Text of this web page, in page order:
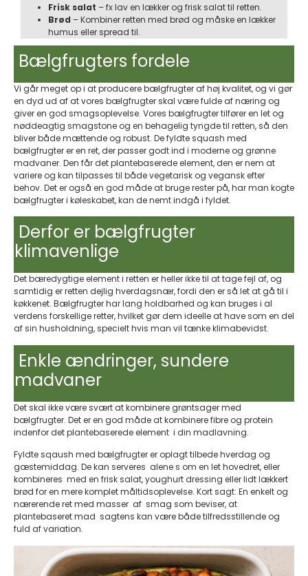
Frisk salat – fx lav en lækker og frisk salat til retten.
Brød – Kombiner retten med brød og måske en lækker
humus eller spread til.
Bælgfrugters fordele
Vi går meget op i at producere bælgfrugter af høj kvalitet, og vi gør
en dyd ud af at vores bælgfrugter skal være fulde af næring og
giver en god smagsoplevelse. Vores bælgfrugter tilfører en let og
nøddeagtig smagstone og en behagelig tyngde til retten, så den
bliver både mættende og robust. De fyldte squash med
bælgfrugter er en ret, der passer godt ind i moderne og grønne
madvaner. Den får det plantebaserede element, den er nem at
variere og kan tilpasses til både vegetarisk og vegansk efter
behov. Det er også en god måde at bruge rester på, har man kogte
bælgfrugter i køleskabet, kan de nemt indgå i fyldet.
Derfor er bælgfrugter
klimavenlige​
Det bæredygtige element i retten er heller ikke til at tage fejl af, og
samtidig er retten dejlig hverdagsnær, fordi den er så let at gå til i
køkkenet. Bælgfrugter har lang holdbarhed og kan bruges i al
verdens forskellige retter, hvilket gør dem ideelle at have som en del
af sin husholdning, specielt hvis man vil tænke klimabevidst.
Enkle ændringer, sundere
madvaner
Det skal ikke være svært at kombinere grøntsager med
bælgfrugter. Det er en god måde at kombinere fibre og protein
indenfor det plantebaserede element i din madlavning.
Fyldte sqaush med bælgfrugter er oplagt tilbede hverdag og
gæstemiddag. De kan serveres alene s om en let hovedret, eller
kombineres med en frisk salat, youghurt dressing eller lidt lækkert
brød for en mere komplet måltidsoplevelse. Kort sagt: En enkelt og
nærerende ret med masser af smag som beviser, at
plantebaseret mad sagtens kan være både tilfredsstillende og
fuld af variation.